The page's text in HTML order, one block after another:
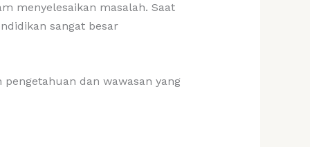
menyelesaikan masalah. Saat
sangat besar
dan wawasan yang